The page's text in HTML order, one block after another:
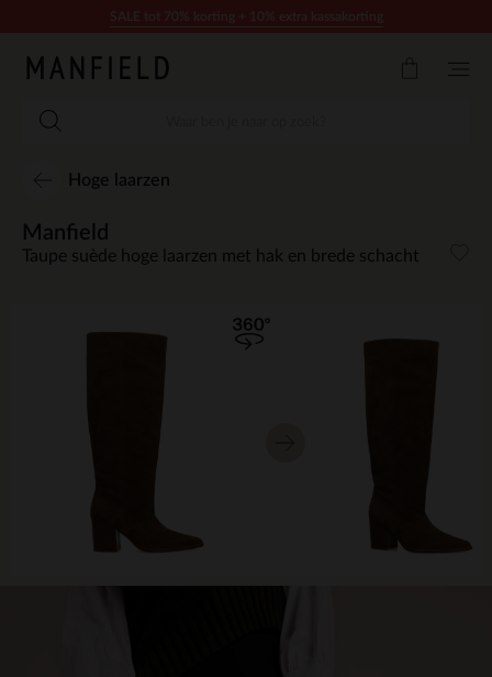
Hoge laarzen
Manfield
Taupe suède hoge laarzen met hak en brede schacht